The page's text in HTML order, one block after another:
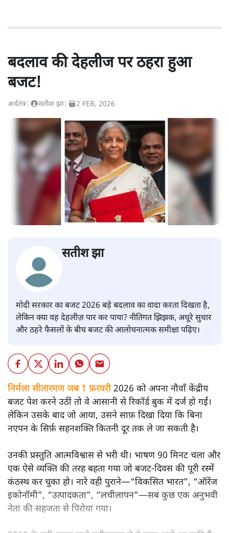
बदलाव की देहलीज पर ठहरा हुआ
बजट!
अर्थतंत्र सतीश झा 2 FEB, 2026
सतीश झा
मोदी सरकार का बजट 2026 बड़े बदलाव का वादा करता दिखता है,
लेकिन क्या वह देहलीज़ पार कर पाया? नीतिगत झिझक, अधूरे सुधार
और ठहरे फैसलों के बीच बजट की आलोचनात्मक समीक्षा पढ़िए।
निर्मला सीतारमण जब 1 फ़रवरी2026 को अपना नौवाँ केंद्रीय
बजट पेश करने उठीं तो वे आसानी से रिकॉर्ड बुक में दर्ज हो गईं।
लेकिन उसके बाद जो आया, उसने साफ़ दिखा दिया कि बिना
नएपन के सिर्फ़ सहनशक्ति कितनी दूर तक ले जा सकती है।
उनकी प्रस्तुति आत्मविश्वास से भरी थी। भाषण 90 मिनट चला और
एक ऐसे व्यक्ति की तरह बहता गया जो बजट‑दिवस की पूरी रस्में
कंठस्थ कर चुका हो। नारे वही पुराने—“विकसित भारत”, “ऑरेंज
इकोनॉमी”, “उत्पादकता”, “लचीलापन”—सब कुछ एक अनुभवी
नेता की सहजता से पिरोया गया।